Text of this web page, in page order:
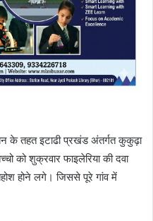
के तहत इटाढी प्रखंड अंतर्गत कुकुढ़ा
को शुक्रवार फाइलेरिया की दवा
होने लगे। जिससे पूरे गांव में